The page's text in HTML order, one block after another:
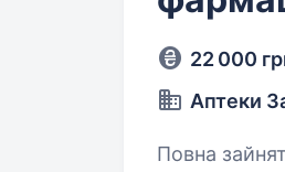
22 000
Аптеки
Повна зайнятість.